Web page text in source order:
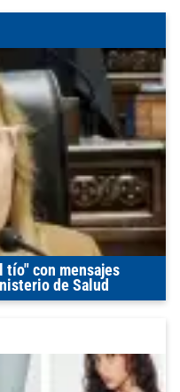
tío" con mensajes
de Salud